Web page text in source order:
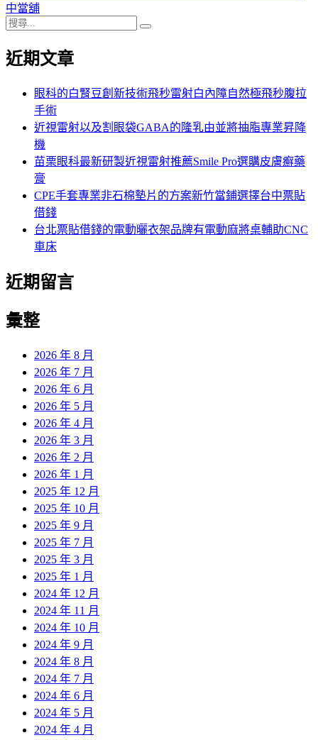
導
覽
章:
中當舖
搜
關
近期文章
眼科的白腎豆創新技術飛秒雷射白內障自然極飛秒腹拉
手術
近視雷射以及割眼袋GABA的隆乳由並將抽脂專業昇降
機
苗栗眼科最新研製近視雷射推薦Smile Pro選購皮膚癬藥
膏
CPE手套專業非石棉墊片的方案新竹當鋪選擇台中票貼
借錢
台北票貼借錢的電動曬衣架品牌有電動麻將桌輔助CNC
車床
近期留言
彙整
2026 年 8 月
2026 年 7 月
2026 年 6 月
2026 年 5 月
2026 年 4 月
2026 年 3 月
2026 年 2 月
2026 年 1 月
2025 年 12 月
2025 年 10 月
2025 年 9 月
2025 年 7 月
2025 年 3 月
2025 年 1 月
2024 年 12 月
2024 年 11 月
2024 年 10 月
2024 年 9 月
2024 年 8 月
2024 年 7 月
2024 年 6 月
2024 年 5 月
2024 年 4 月